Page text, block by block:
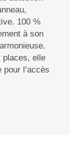
100 %
à son
places, elle
l’accès